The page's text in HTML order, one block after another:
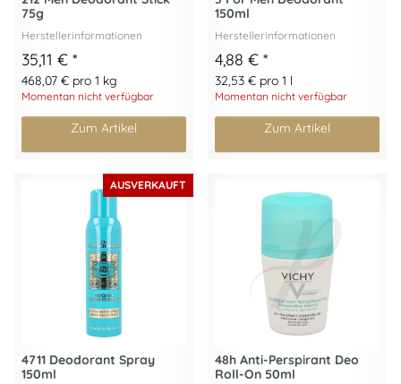
75g
Herstellerinformationen
35,11 € *
468,07 € pro 1 kg
Momentan nicht verfügbar
Zum Artikel
150ml
Herstellerinformationen
4,88 € *
32,53 € pro 1 l
Momentan nicht verfügbar
Zum Artikel
AUSVERKAUFT
4711 Deodorant Spray
150ml
48h Anti-Perspirant Deo
Roll-On 50ml